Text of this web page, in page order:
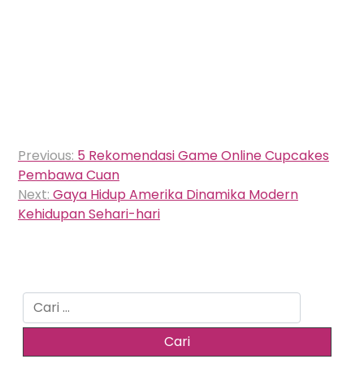
Navigasi
pos
Previous: 5 Rekomendasi Game Online Cupcakes
Pembawa Cuan
Next: Gaya Hidup Amerika Dinamika Modern
Kehidupan Sehari-hari
Cari
untuk: